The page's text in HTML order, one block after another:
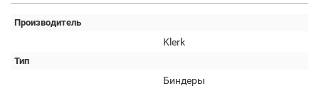
Производитель
Klerk
Тип
Биндеры